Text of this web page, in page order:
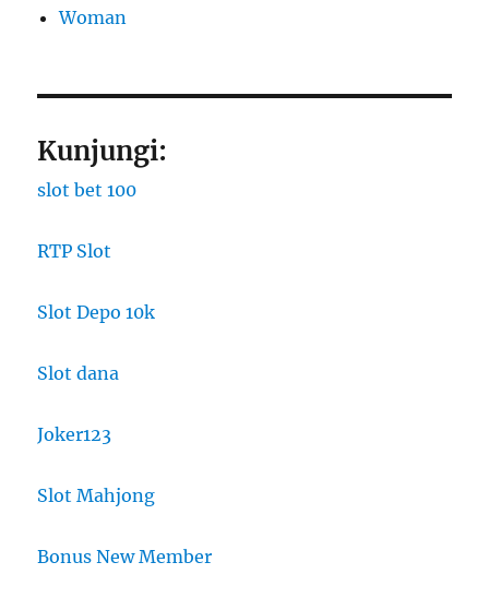
Woman
Kunjungi:
slot bet 100
RTP Slot
Slot Depo 10k
Slot dana
Joker123
Slot Mahjong
Bonus New Member